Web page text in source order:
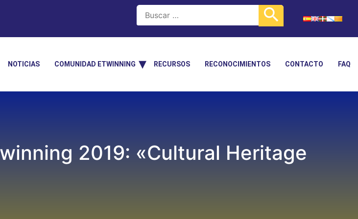
NOTICIAS COMUNIDAD ETWINNING RECURSOS RECONOCIMIENTOS CONTACTO FAQ
2019: «Cultural Heritage